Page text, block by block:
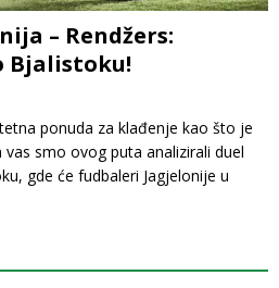
– Rendžers:
Bjalistoku!
ponuda za klađenje kao što je
smo ovog puta analizirali duel
gde će fudbaleri Jagjelonije u